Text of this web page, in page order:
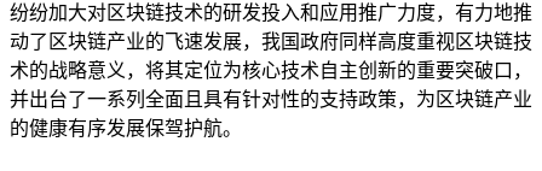
纷纷加大对区块链技术的研发投入和应用推广力度，有力地推
动了区块链产业的飞速发展，我国政府同样高度重视区块链技
术的战略意义，将其定位为核心技术自主创新的重要突破口，
并出台了一系列全面且具有针对性的支持政策，为区块链产业
的健康有序发展保驾护航。